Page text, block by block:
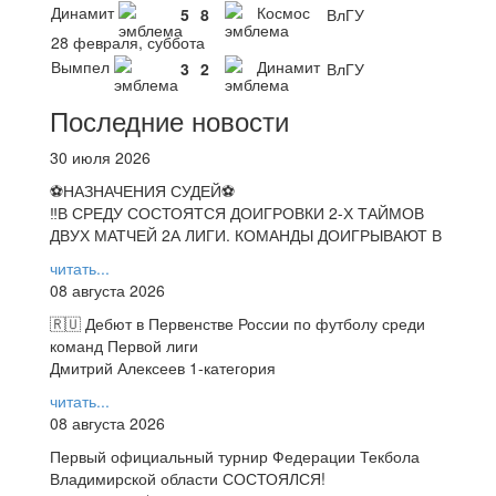
Динамит
5 8 Космос
ВлГУ
28 февраля, суббота
Вымпел
3 2 Динамит ВлГУ
Последние новости
30 июля 2026
⚽НАЗНАЧЕНИЯ СУДЕЙ⚽
‼В СРЕДУ СОСТОЯТСЯ ДОИГРОВКИ 2-Х ТАЙМОВ
ДВУХ МАТЧЕЙ 2А ЛИГИ. КОМАНДЫ ДОИГРЫВАЮТ В
читать...
08 августа 2026
🇷🇺 Дебют в Первенстве России по футболу среди
команд Первой лиги
Дмитрий Алексеев 1-категория
читать...
08 августа 2026
Первый официальный турнир Федерации Текбола
Владимирской области СОСТОЯЛСЯ!